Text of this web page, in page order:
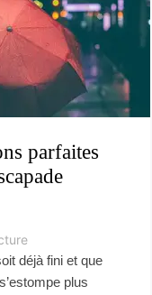
parfaites
déjà fini et que
plus